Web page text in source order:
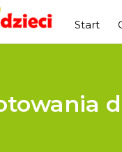
Start